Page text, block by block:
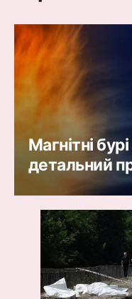
Магнітні
детальний